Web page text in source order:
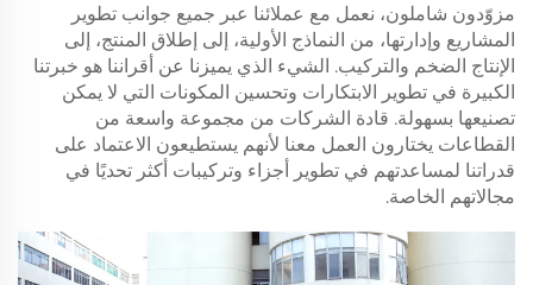
مزوّدون شاملون، نعمل مع عملائنا عبر جميع جوانب تطوير
المشاريع وإدارتها، من النماذج الأولية، إلى إطلاق المنتج، إلى
الإنتاج الضخم والتركيب. الشيء الذي يميزنا عن أقراننا هو خبرتنا
الكبيرة في تطوير الابتكارات وتحسين المكونات التي لا يمكن
تصنيعها بسهولة. قادة الشركات من مجموعة واسعة من
القطاعات يختارون العمل معنا لأنهم يستطيعون الاعتماد على
قدراتنا لمساعدتهم في تطوير أجزاء وتركيبات أكثر تحديًا في
مجالاتهم الخاصة.